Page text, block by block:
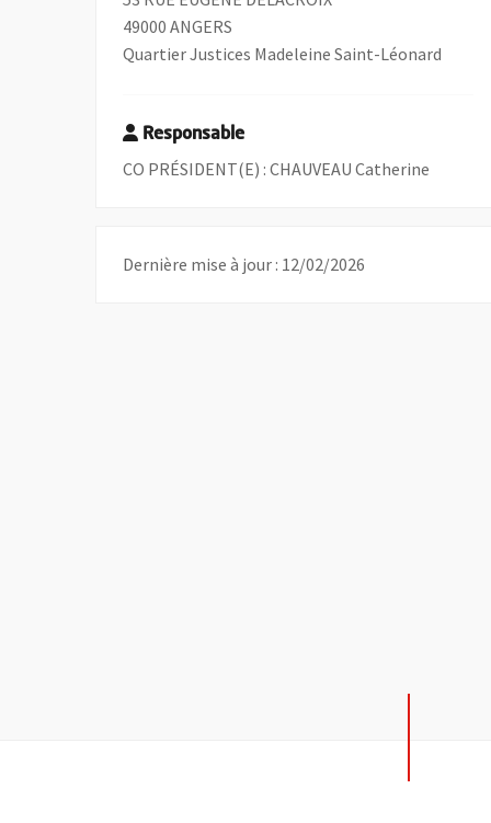
49000 ANGERS
Quartier Justices Madeleine Saint-Léonard
Responsable
CO PRÉSIDENT(E) : CHAUVEAU Catherine
Dernière mise à jour : 12/02/2026